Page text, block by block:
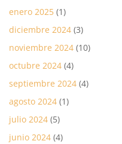
enero 2025 (1)
diciembre 2024 (3)
noviembre 2024 (10)
octubre 2024 (4)
septiembre 2024 (4)
agosto 2024 (1)
julio 2024 (5)
junio 2024 (4)